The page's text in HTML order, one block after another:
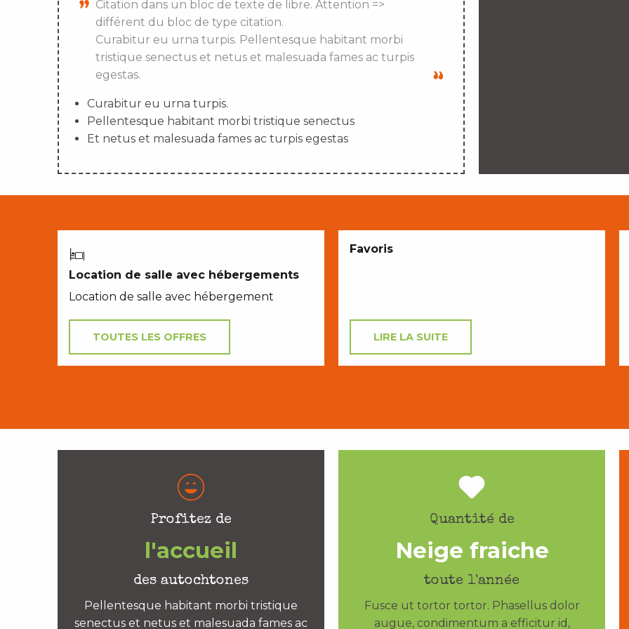
Citation dans un bloc de texte de libre. Attention =>
différent du bloc de type citation.
Curabitur eu urna turpis. Pellentesque habitant morbi
tristique senectus et netus et malesuada fames ac turpis
egestas.
Curabitur eu urna turpis.
Pellentesque habitant morbi tristique senectus
Et netus et malesuada fames ac turpis egestas
Location de salle avec hébergements
Location de salle avec hébergement
TOUTES LES OFFRES
Favoris
LIRE LA SUITE
Profitez de
l'accueil
des autochtones
Pellentesque habitant morbi tristique
senectus et netus et malesuada fames ac
Quantité de
Neige fraiche
toute l'année
Fusce ut tortor tortor. Phasellus dolor
augue, condimentum a efficitur id,